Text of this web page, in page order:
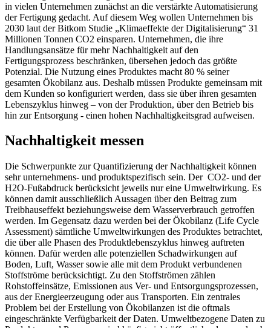
in vielen Unternehmen zunächst an die verstärkte Automatisierung
der Fertigung gedacht. Auf diesem Weg wollen Unternehmen bis
2030 laut der Bitkom Studie „Klimaeffekte der Digitalisierung“ 31
Millionen Tonnen CO2 einsparen. Unternehmen, die ihre
Handlungsansätze für mehr Nachhaltigkeit auf den
Fertigungsprozess beschränken, übersehen jedoch das größte
Potenzial. Die Nutzung eines Produktes macht 80 % seiner
gesamten Ökobilanz aus. Deshalb müssen Produkte gemeinsam mit
dem Kunden so konfiguriert werden, dass sie über ihren gesamten
Lebenszyklus hinweg – von der Produktion, über den Betrieb bis
hin zur Entsorgung - einen hohen Nachhaltigkeitsgrad aufweisen.
Nachhaltigkeit messen
Die Schwerpunkte zur Quantifizierung der Nachhaltigkeit können
sehr unternehmens- und produktspezifisch sein. Der ⁠ CO2⁠- und der
H2O-Fußabdruck berücksicht jeweils nur eine Umweltwirkung. Es
können damit ausschließlich Aussagen über den Beitrag zum
⁠Treibhauseffekt⁠ beziehungsweise dem Wasserverbrauch getroffen
werden. Im Gegensatz dazu werden bei der Ökobilanz (Life Cycle
Assessment) sämtliche Umweltwirkungen des Produktes betrachtet,
die über alle Phasen des Produktlebenszyklus hinweg auftreten
können. Dafür werden alle potenziellen Schadwirkungen auf
Boden, Luft, Wasser sowie alle mit dem Produkt verbundenen
Stoffströme berücksichtigt. Zu den Stoffströmen zählen
Rohstoffeinsätze, Emissionen aus Ver- und Entsorgungsprozessen,
aus der Energieerzeugung oder aus Transporten. Ein zentrales
Problem bei der Erstellung von Ökobilanzen ist die oftmals
eingeschränkte Verfügbarkeit der Daten. Umweltbezogene Daten zu